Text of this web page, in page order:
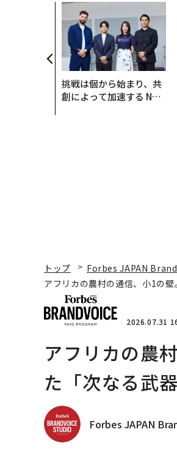
挑戦は個から始まり、共
創によって加速する NOR
トップ Forbes JAPAN
アフリカの農村の通信、小1の
2026.07.31
アフリカの農
た「次なる武器
Forbes JAPAN